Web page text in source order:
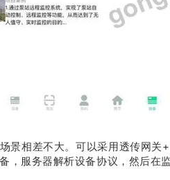
景相差不大。可以采用透传网
，服务器解析设备协议，然后在